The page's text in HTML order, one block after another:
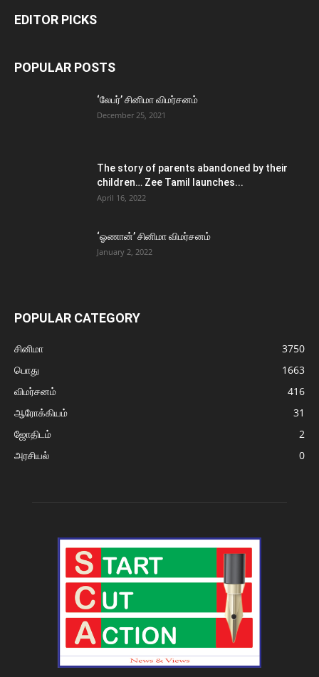
EDITOR PICKS
POPULAR POSTS
‘லேபர்’ சினிமா விமர்சனம்
December 25, 2021
The story of parents abandoned by their
children… Zee Tamil launches...
April 16, 2022
‘ஓணான்’ சினிமா விமர்சனம்
January 2, 2022
POPULAR CATEGORY
சினிமா
3750
பொது
1663
விமர்சனம்
416
ஆரோக்கியம்
31
ஜோதிடம்
2
அரசியல்
0